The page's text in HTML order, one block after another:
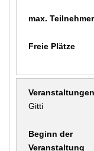
Gitti